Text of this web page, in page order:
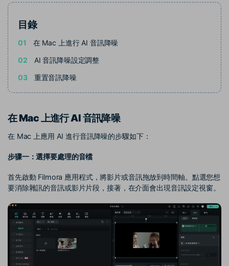
目錄
01
在 Mac 上進行 AI 音訊降噪
02
AI 音訊降噪設定調整
03
重置音訊降噪
在 Mac 上進行 AI 音訊降噪
在 Mac 上應用 AI 進行音訊降噪的步驟如下：
步骤一：選擇要處理的音檔
首先啟動 Filmora 應用程式，將影片或音訊拖放到時間軸。點選您想
要消除雜訊的音訊或影片片段，接著，在介面會出現音訊設定視窗。